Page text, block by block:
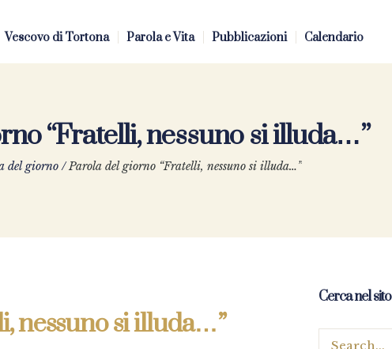
Vescovo di Tortona Parola e Vita Pubblicazioni Calendario
“Fratelli, nessuno si illuda…”
del giorno /Parola del giorno “Fratelli, nessuno si illuda…”
nessuno si illuda…”
Cerca nel sito